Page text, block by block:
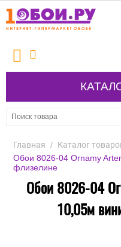
Главная / Каталог
Обои 8026-04 Ornamy
флизелине
Обои 8026-04
10,05м